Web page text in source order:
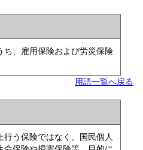
ち、雇用保険および労災保険
用語一覧へ戻る
行う保険ではなく、国民個人